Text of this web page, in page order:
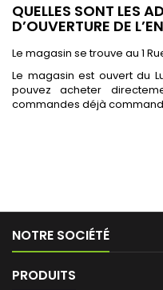
QUELLES SONT LES
D’OUVERTURE DE
Le magasin se trouve au 1
Le magasin est ouvert du
pouvez acheter
commandes déjà
NOTRE SOCIÉTÉ
PRODUITS